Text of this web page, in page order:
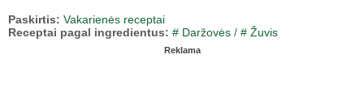
Paskirtis: Vakarienės receptai
Receptai pagal ingredientus: # Daržovės / # Žuvis
Reklama